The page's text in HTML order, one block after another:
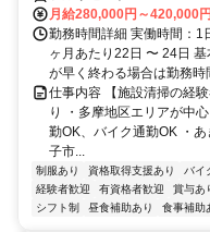
月給280,000円～420,000円
勤務時間詳細 実働時間：1
ヶ月あたり22日 〜 24日
が早く終わる場合は勤務
仕事内容 【施設清掃の経
り ・多摩地区エリアが中
勤OK、バイク通勤OK ・
子市...
制服あり 資格取得支援あり バイ
経験者歓迎
有資格者歓迎 賞与あ
シフト制
昼食補助あり 食事補助